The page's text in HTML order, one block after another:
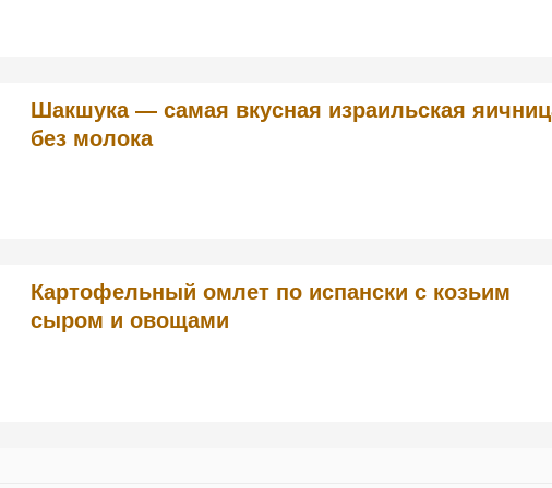
Шакшука — самая вкусная израильская
без молока
Картофельный омлет по испански с козьим
сыром и овощами